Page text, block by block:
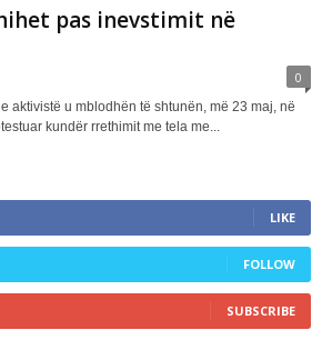
pas inevstimit në
0
aktivistë u mblodhën të shtunën, më 23 maj, në
kundër rrethimit me tela me...
LIKE
FOLLOW
SUBSCRIBE